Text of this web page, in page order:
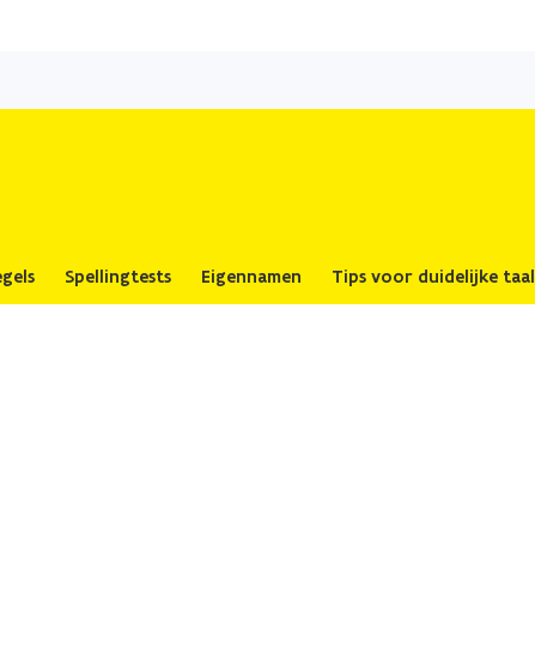
naar
Spellingtests Eigennamen Tips voor duidelijke taal